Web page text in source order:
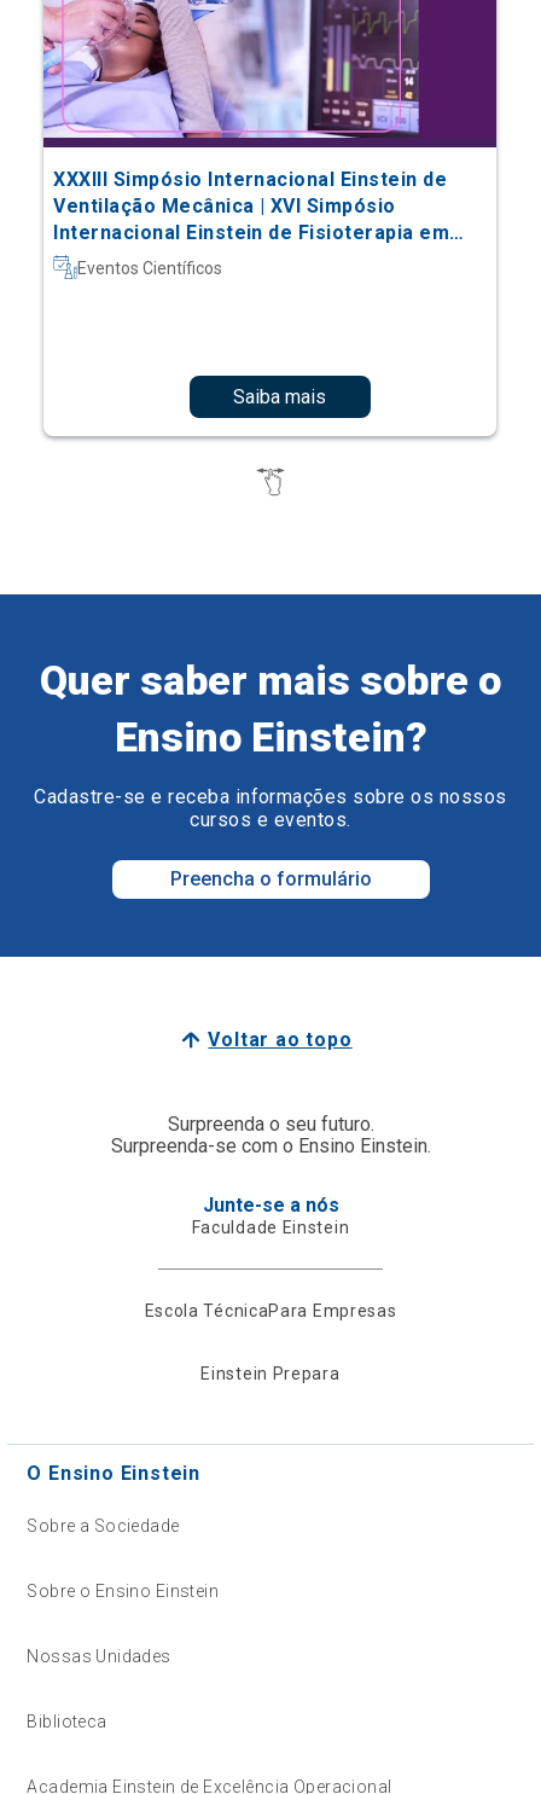
XXXIII Simpósio Internacional Einstein de
Ventilação Mecânica | XVI Simpósio
Internacional Einstein de Fisioterapia em
Terapia Intensiva
Eventos Científicos
Saiba mais
Quer saber mais sobre o
Ensino Einstein?
Cadastre-se e receba informações sobre os nossos
cursos e eventos.
Preencha o formulário
Voltar ao topo
Surpreenda o seu futuro.
Surpreenda-se com o Ensino Einstein.
Junte-se a nós
Faculdade Einstein
Escola TécnicaPara Empresas
Einstein Prepara
O Ensino Einstein
Sobre a Sociedade
Sobre o Ensino Einstein
Nossas Unidades
Biblioteca
Academia Einstein de Excelência Operacional